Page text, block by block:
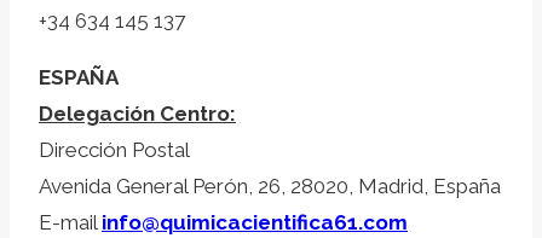
+34 634 145 137
ESPAÑA
Delegación Centro:
Dirección Postal
Avenida General Perón, 26, 28020, Madrid, España
E-mail info@quimicacientifica61.com